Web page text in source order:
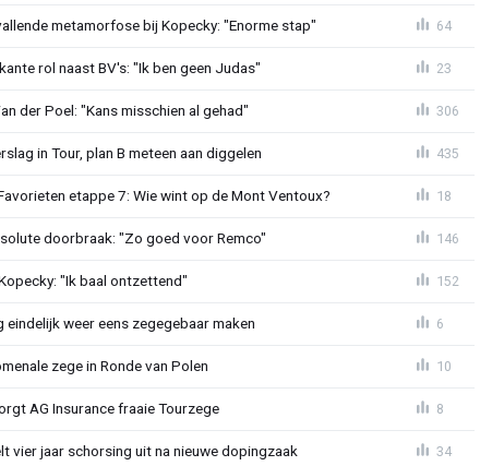
metamorfose bij Kopecky: "Enorme stap" 64
rol naast BV's: "Ik ben geen Judas" 23
der Poel: "Kans misschien al gehad" 306
in Tour, plan B meteen aan diggelen 435
etappe 7: Wie wint op de Mont Ventoux? 18
doorbraak: "Zo goed voor Remco" 146
"Ik baal ontzettend" 152
eindelijk weer eens zegegebaar maken 6
zege in Ronde van Polen 10
AG Insurance fraaie Tourzege 8
vier jaar schorsing uit na nieuwe dopingzaak 34